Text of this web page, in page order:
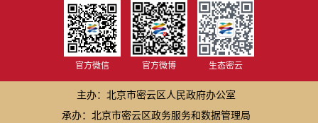
官方微信 官方微博 生态密云
主办：北京市密云区人民政府办公室
承办：北京市密云区政务服务和数据管理局